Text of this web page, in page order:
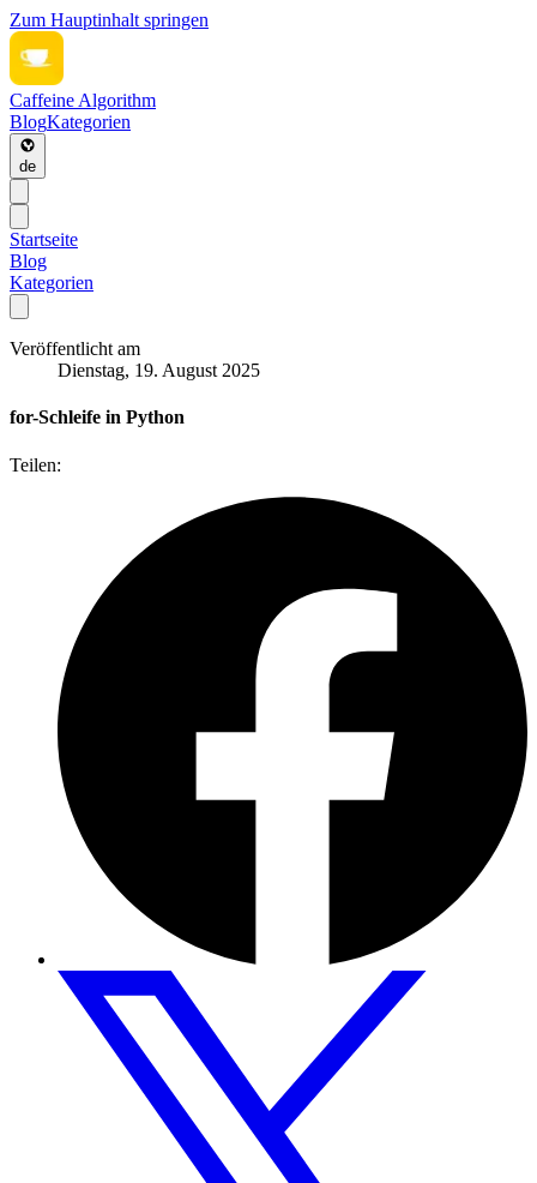
Zum Hauptinhalt springen
Caffeine Algorithm
BlogKategorien
de
Startseite
Blog
Kategorien
Veröffentlicht am
Dienstag, 19. August 2025
for-Schleife in Python
Teilen: